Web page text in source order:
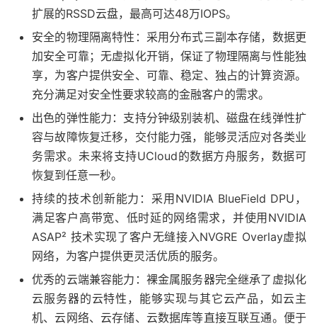
扩展的RSSD云盘，最高可达48万IOPS。
安全的物理隔离特性：采用分布式三副本存储，数据更
加安全可靠；无虚拟化开销，保证了物理隔离与性能独
享，为客户提供安全、可靠、稳定、独占的计算资源。
充分满足对安全性要求较高的金融客户的需求。
出色的弹性能力：支持分钟级别装机、磁盘在线弹性扩
容与故障恢复迁移，交付能力强，能够灵活应对各类业
务需求。未来将支持UCloud的数据方舟服务，数据可
恢复到任意一秒。
持续的技术创新能力：采用NVIDIA BlueField DPU，
满足客户高带宽、低时延的网络需求，并使用NVIDIA
ASAP² 技术实现了客户无缝接入NVGRE Overlay虚拟
网络，为客户提供更灵活优质的服务。
优秀的云端兼容能力：裸金属服务器完全继承了虚拟化
云服务器的云特性，能够实现与其它云产品，如云主
机、云网络、云存储、云数据库等直接互联互通。便于